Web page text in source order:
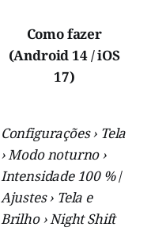
Como fazer
(Android 14 / iOS
17)
Configurações › Tela
› Modo noturno ›
Intensidade 100 %/
Ajustes › Tela e
Brilho › Night Shift